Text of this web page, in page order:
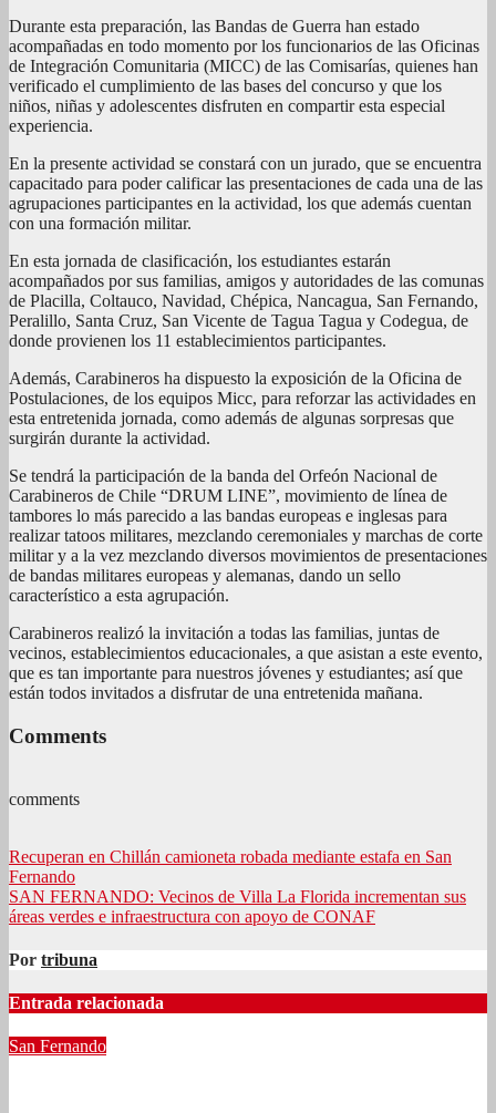
Durante esta preparación, las Bandas de Guerra han estado
acompañadas en todo momento por los funcionarios de las Oficinas
de Integración Comunitaria (MICC) de las Comisarías, quienes han
verificado el cumplimiento de las bases del concurso y que los
niños, niñas y adolescentes disfruten en compartir esta especial
experiencia.
En la presente actividad se constará con un jurado, que se encuentra
capacitado para poder calificar las presentaciones de cada una de las
agrupaciones participantes en la actividad, los que además cuentan
con una formación militar.
En esta jornada de clasificación, los estudiantes estarán
acompañados por sus familias, amigos y autoridades de las comunas
de Placilla, Coltauco, Navidad, Chépica, Nancagua, San Fernando,
Peralillo, Santa Cruz, San Vicente de Tagua Tagua y Codegua, de
donde provienen los 11 establecimientos participantes.
Además, Carabineros ha dispuesto la exposición de la Oficina de
Postulaciones, de los equipos Micc, para reforzar las actividades en
esta entretenida jornada, como además de algunas sorpresas que
surgirán durante la actividad.
Se tendrá la participación de la banda del Orfeón Nacional de
Carabineros de Chile “DRUM LINE”, movimiento de línea de
tambores lo más parecido a las bandas europeas e inglesas para
realizar tatoos militares, mezclando ceremoniales y marchas de corte
militar y a la vez mezclando diversos movimientos de presentaciones
de bandas militares europeas y alemanas, dando un sello
característico a esta agrupación.
Carabineros realizó la invitación a todas las familias, juntas de
vecinos, establecimientos educacionales, a que asistan a este evento,
que es tan importante para nuestros jóvenes y estudiantes; así que
están todos invitados a disfrutar de una entretenida mañana.
Comments
comments
Navegación
de
entradas
Recuperan en Chillán camioneta robada mediante estafa en San
Fernando
SAN FERNANDO: Vecinos de Villa La Florida incrementan sus
áreas verdes e infraestructura con apoyo de CONAF
Por tribuna
Entrada relacionada
San Fernando